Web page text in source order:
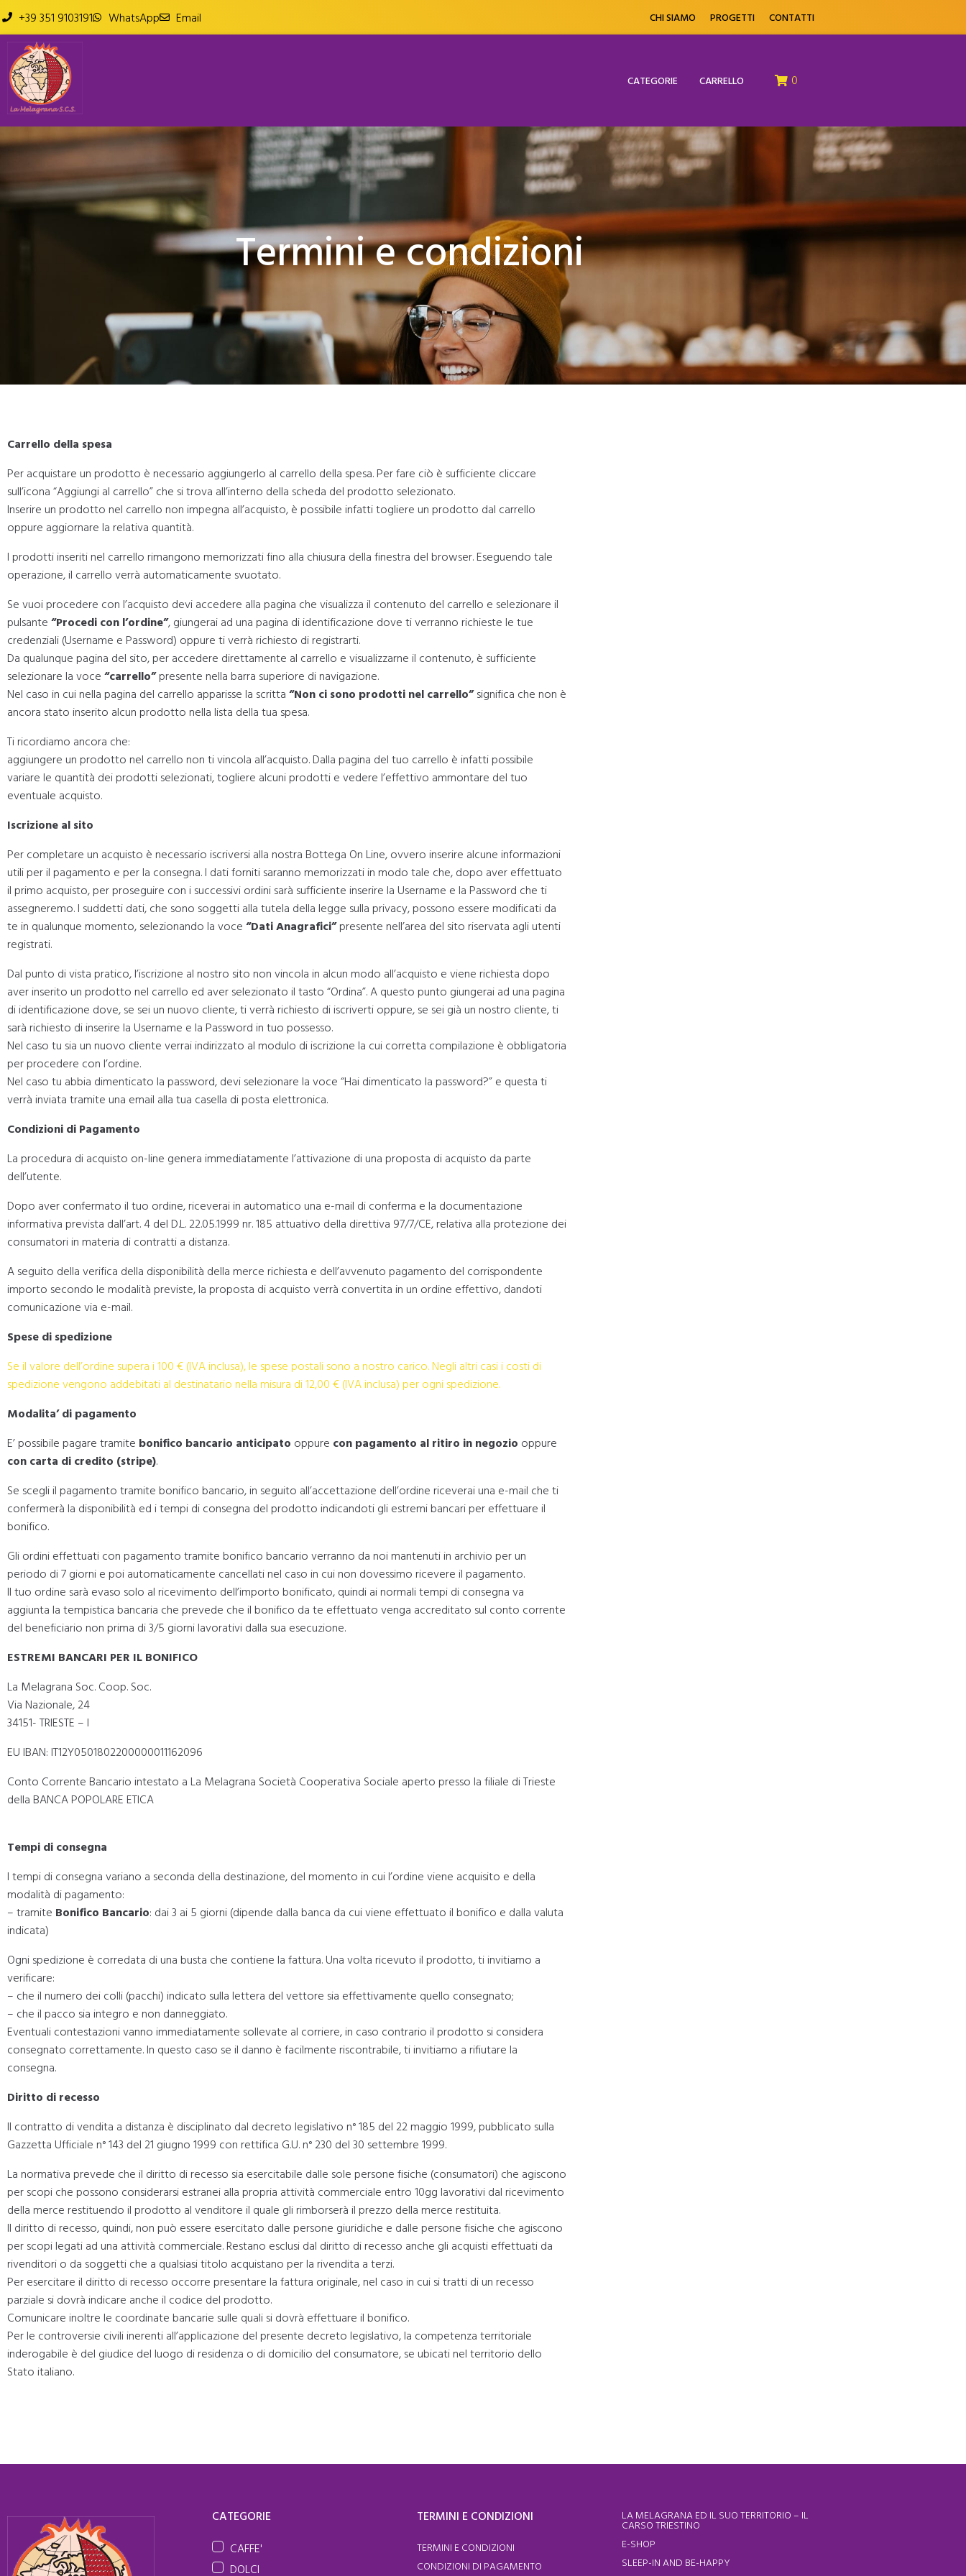
+39 351 9103191 WhatsApp Email CHI SIAMO PROGETTI CONTATTI
CATEGORIE CARRELLO 0
Termini e condizioni
Carrello della spesa
Per acquistare un prodotto è necessario aggiungerlo al carrello della spesa. Per fare ciò è sufficiente cliccare
sull’icona “Aggiungi al carrello” che si trova all’interno della scheda del prodotto selezionato.
Inserire un prodotto nel carrello non impegna all’acquisto, è possibile infatti togliere un prodotto dal carrello
oppure aggiornare la relativa quantità.
I prodotti inseriti nel carrello rimangono memorizzati fino alla chiusura della finestra del browser. Eseguendo tale
operazione, il carrello verrà automaticamente svuotato.
Se vuoi procedere con l’acquisto devi accedere alla pagina che visualizza il contenuto del carrello e selezionare il
pulsante “Procedi con l’ordine”, giungerai ad una pagina di identificazione dove ti verranno richieste le tue
credenziali (Username e Password) oppure ti verrà richiesto di registrarti.
Da qualunque pagina del sito, per accedere direttamente al carrello e visualizzarne il contenuto, è sufficiente
selezionare la voce “carrello”presente nella barra superiore di navigazione.
Nel caso in cui nella pagina del carrello apparisse la scritta “Non ci sono prodotti nel carrello”significa che non è
ancora stato inserito alcun prodotto nella lista della tua spesa.
Ti ricordiamo ancora che:
aggiungere un prodotto nel carrello non ti vincola all’acquisto. Dalla pagina del tuo carrello è infatti possibile
variare le quantità dei prodotti selezionati, togliere alcuni prodotti e vedere l’effettivo ammontare del tuo
eventuale acquisto.
Iscrizione al sito
Per completare un acquisto è necessario iscriversi alla nostra Bottega On Line, ovvero inserire alcune informazioni
utili per il pagamento e per la consegna. I dati forniti saranno memorizzati in modo tale che, dopo aver effettuato
il primo acquisto, per proseguire con i successivi ordini sarà sufficiente inserire la Username e la Password che ti
assegneremo. I suddetti dati, che sono soggetti alla tutela della legge sulla privacy, possono essere modificati da
te in qualunque momento, selezionando la voce “Dati Anagrafici”presente nell’area del sito riservata agli utenti
registrati.
Dal punto di vista pratico, l’iscrizione al nostro sito non vincola in alcun modo all’acquisto e viene richiesta dopo
aver inserito un prodotto nel carrello ed aver selezionato il tasto “Ordina”. A questo punto giungerai ad una pagina
di identificazione dove, se sei un nuovo cliente, ti verrà richiesto di iscriverti oppure, se sei già un nostro cliente, ti
sarà richiesto di inserire la Username e la Password in tuo possesso.
Nel caso tu sia un nuovo cliente verrai indirizzato al modulo di iscrizione la cui corretta compilazione è obbligatoria
per procedere con l’ordine.
Nel caso tu abbia dimenticato la password, devi selezionare la voce “Hai dimenticato la password?” e questa ti
verrà inviata tramite una email alla tua casella di posta elettronica.
Condizioni di Pagamento
La procedura di acquisto on-line genera immediatamente l’attivazione di una proposta di acquisto da parte
dell’utente.
Dopo aver confermato il tuo ordine, riceverai in automatico una e-mail di conferma e la documentazione
informativa prevista dall’art. 4 del D.L. 22.05.1999 nr. 185 attuativo della direttiva 97/7/CE, relativa alla protezione dei
consumatori in materia di contratti a distanza.
A seguito della verifica della disponibilità della merce richiesta e dell’avvenuto pagamento del corrispondente
importo secondo le modalità previste, la proposta di acquisto verrà convertita in un ordine effettivo, dandoti
comunicazione via e-mail.
Spese di spedizione
Se il valore dell’ordine supera i 100 € (IVA inclusa), le spese postali sono a nostro carico. Negli altri casi i costi di
spedizione vengono addebitati al destinatario nella misura di 12,00 € (IVA inclusa) per ogni spedizione.
Modalita’ di pagamento
E’ possibile pagare tramite bonifico bancario anticipato oppure con pagamento al ritiro in negozio oppure
con carta di credito (stripe).
Se scegli il pagamento tramite bonifico bancario, in seguito all’accettazione dell’ordine riceverai una e-mail che ti
confermerà la disponibilità ed i tempi di consegna del prodotto indicandoti gli estremi bancari per effettuare il
bonifico.
Gli ordini effettuati con pagamento tramite bonifico bancario verranno da noi mantenuti in archivio per un
periodo di 7 giorni e poi automaticamente cancellati nel caso in cui non dovessimo ricevere il pagamento.
Il tuo ordine sarà evaso solo al ricevimento dell’importo bonificato, quindi ai normali tempi di consegna va
aggiunta la tempistica bancaria che prevede che il bonifico da te effettuato venga accreditato sul conto corrente
del beneficiario non prima di 3/5 giorni lavorativi dalla sua esecuzione.
ESTREMI BANCARI PER IL BONIFICO
La Melagrana Soc. Coop. Soc.
Via Nazionale, 24
34151- TRIESTE – I
EU IBAN: IT12Y0501802200000011162096
Conto Corrente Bancario intestato a La Melagrana Società Cooperativa Sociale aperto presso la filiale di Trieste
della BANCA POPOLARE ETICA
Tempi di consegna
I tempi di consegna variano a seconda della destinazione, del momento in cui l’ordine viene acquisito e della
modalità di pagamento:
– tramite Bonifico Bancario: dai 3 ai 5 giorni (dipende dalla banca da cui viene effettuato il bonifico e dalla valuta
indicata)
Ogni spedizione è corredata di una busta che contiene la fattura. Una volta ricevuto il prodotto, ti invitiamo a
verificare:
– che il numero dei colli (pacchi) indicato sulla lettera del vettore sia effettivamente quello consegnato;
– che il pacco sia integro e non danneggiato.
Eventuali contestazioni vanno immediatamente sollevate al corriere, in caso contrario il prodotto si considera
consegnato correttamente. In questo caso se il danno è facilmente riscontrabile, ti invitiamo a rifiutare la
consegna.
Diritto di recesso
Il contratto di vendita a distanza è disciplinato dal decreto legislativo n° 185 del 22 maggio 1999, pubblicato sulla
Gazzetta Ufficiale n° 143 del 21 giugno 1999 con rettifica G.U. n° 230 del 30 settembre 1999.
La normativa prevede che il diritto di recesso sia esercitabile dalle sole persone fisiche (consumatori) che agiscono
per scopi che possono considerarsi estranei alla propria attività commerciale entro 10gg lavorativi dal ricevimento
della merce restituendo il prodotto al venditore il quale gli rimborserà il prezzo della merce restituita.
Il diritto di recesso, quindi, non può essere esercitato dalle persone giuridiche e dalle persone fisiche che agiscono
per scopi legati ad una attività commerciale. Restano esclusi dal diritto di recesso anche gli acquisti effettuati da
rivenditori o da soggetti che a qualsiasi titolo acquistano per la rivendita a terzi.
Per esercitare il diritto di recesso occorre presentare la fattura originale, nel caso in cui si tratti di un recesso
parziale si dovrà indicare anche il codice del prodotto.
Comunicare inoltre le coordinate bancarie sulle quali si dovrà effettuare il bonifico.
Per le controversie civili inerenti all’applicazione del presente decreto legislativo, la competenza territoriale
inderogabile è del giudice del luogo di residenza o di domicilio del consumatore, se ubicati nel territorio dello
Stato italiano.
CATEGORIE
CAFFE'
DOLCI
TERMINI E CONDIZIONI
TERMINI E CONDIZIONI
CONDIZIONI DI PAGAMENTO
LA MELAGRANA ED IL SUO TERRITORIO – IL
CARSO TRIESTINO
E-SHOP
SLEEP-IN AND BE-HAPPY